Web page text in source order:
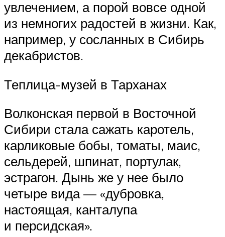
увлечением, а порой вовсе одной
из немногих радостей в жизни. Как,
например, у сосланных в Сибирь
декабристов.
Теплица-музей в Тарханах
Волконская первой в Восточной
Сибири стала сажать каротель,
карликовые бобы, томаты, маис,
сельдерей, шпинат, портулак,
эстрагон. Дынь же у нее было
четыре вида — «дубровка,
настоящая, канталупа
и персидская».